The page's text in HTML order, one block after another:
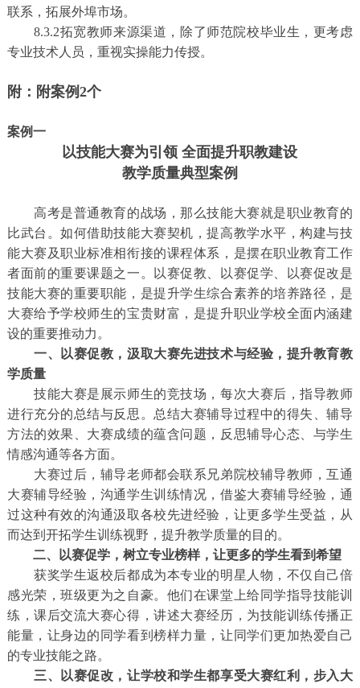
联系，拓展外埠市场。
8.3.2拓宽教师来源渠道，除了师范院校毕业生，更考虑
专业技术人员，重视实操能力传授。
附：附案例2个
案例一
以技能大赛为引领 全面提升职教建设
教学质量典型案例
高考是普通教育的战场，那么技能大赛就是职业教育的
比武台。如何借助技能大赛契机，提高教学水平，构建与技
能大赛及职业标准相衔接的课程体系，是摆在职业教育工作
者面前的重要课题之一。以赛促教、以赛促学、以赛促改是
技能大赛的重要职能，是提升学生综合素养的培养路径，是
大赛给予学校师生的宝贵财富，是提升职业学校全面内涵建
设的重要推动力。
一、以赛促教，汲取大赛先进技术与经验，提升教育教
学质量
技能大赛是展示师生的竞技场，每次大赛后，指导教师
进行充分的总结与反思。总结大赛辅导过程中的得失、辅导
方法的效果、大赛成绩的蕴含问题，反思辅导心态、与学生
情感沟通等各方面。
大赛过后，辅导老师都会联系兄弟院校辅导教师，互通
大赛辅导经验，沟通学生训练情况，借鉴大赛辅导经验，通
过这种有效的沟通汲取各校先进经验，让更多学生受益，从
而达到开拓学生训练视野，提升教学质量的目的。
二、以赛促学，树立专业榜样，让更多的学生看到希望
获奖学生返校后都成为本专业的明星人物，不仅自己倍
感光荣，班级更为之自豪。他们在课堂上给同学指导技能训
练，课后交流大赛心得，讲述大赛经历，为技能训练传播正
能量，让身边的同学看到榜样力量，让同学们更加热爱自己
的专业技能之路。
三、以赛促改，让学校和学生都享受大赛红利，步入大